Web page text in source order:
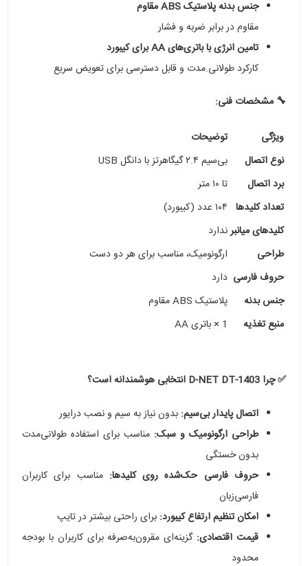
جنس بدنه پلاستیک ABS مقاوم
مقاوم در برابر ضربه و فشار
تامین انرژی با باتری‌های AA برای کیبورد
کارکرد طولانی‌.مدت و قابل دسترسی برای تعویض سریع
🔧 مشخصات فنی:
ویژگی
توضیحات
نوع اتصال
بی‌سیم ۲.۴ گیگاهرتز با دانگل USB
برد اتصال
تا ۱۰ متر
تعداد کلیدها ۱۰۴ عدد (کیبورد)
کلیدهای میانبرندارد
طراحی
ارگونومیک، مناسب برای هر دو دست
حروف فارسی دارد
جنس بدنه
پلاستیک ABS مقاوم
منبع تغذیه
1 × باتری AA
✅ چرا D-NET DT-1403 انتخابی هوشمندانه است؟
اتصال پایدار بی‌سیم: بدون نیاز به سیم و نصب درایور
طراحی ارگونومیک و سبک: مناسب برای استفاده طولانی‌مدت
بدون خستگی
حروف فارسی حک‌شده روی کلیدها: مناسب برای کاربران
فارسی‌زبان
امکان تنظیم ارتفاع کیبورد: برای راحتی بیشتر در تایپ
قیمت اقتصادی: گزینه‌ای مقرون‌به‌صرفه برای کاربران با بودجه
محدود